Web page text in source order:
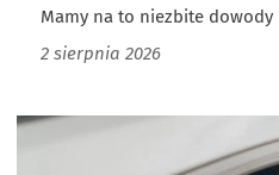
Mamy na to niezbite dowody
2 sierpnia 2026